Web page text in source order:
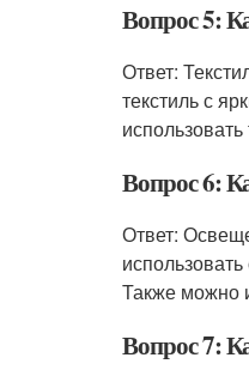
Вопрос 5:
Ответ:
текстиль с
Вопрос 6:
Ответ:
Также можно
Вопрос 7: